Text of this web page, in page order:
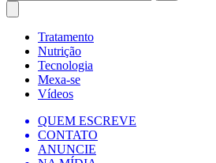
Tratamento
Nutrição
Tecnologia
Mexa-se
Vídeos
QUEM ESCREVE
CONTATO
ANUNCIE